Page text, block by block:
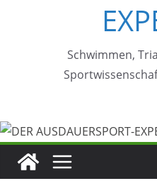
Schwimmen,